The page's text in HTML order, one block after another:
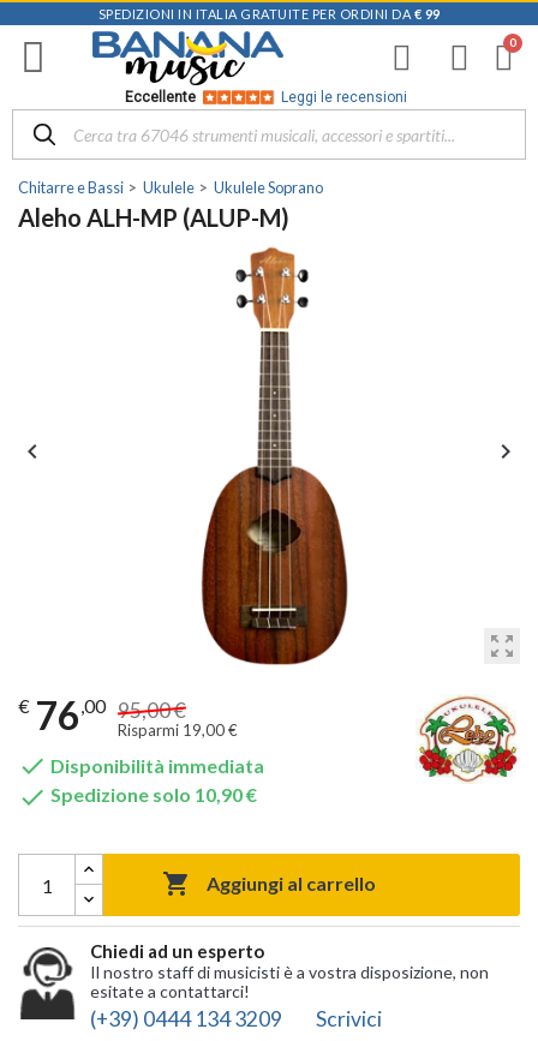
SPEDIZIONI IN ITALIA GRATUITE PER ORDINI DA € 99
Eccellente Leggi le recensioni
Chitarre e Bassi Ukulele Ukulele Soprano
Aleho ALH-MP (ALUP-M)
zoom_out_map
 
€ 76,00 95,00 €
Risparmi 19,00 €
 Disponibilità immediata
 Spedizione solo 10,90 €
 Aggiungi al carrello
Chiedi ad un esperto
Il nostro staff di musicisti è a vostra disposizione, non
esitate a contattarci!
(+39) 0444 134 3209 Scrivici